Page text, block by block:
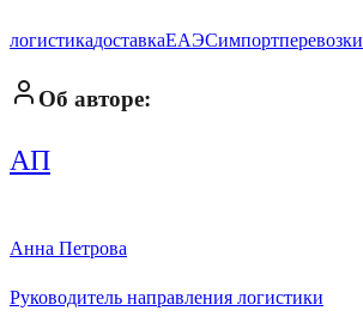
логистикадоставкаЕАЭСимпортперевозки
Об авторе:
АП
Анна Петрова
Руководитель направления логистики